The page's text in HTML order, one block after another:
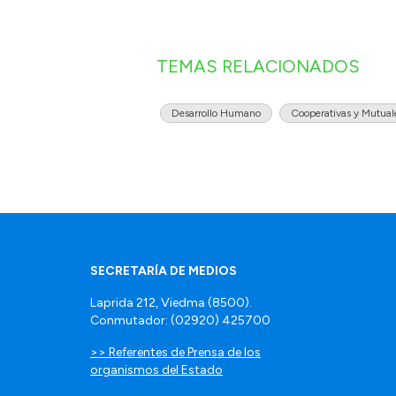
TEMAS RELACIONADOS
Desarrollo Humano Cooperativas y
SECRETARÍA DE MEDIOS
Laprida 212, Viedma (8500).
Conmutador: (02920) 425700
>> Referentes de Prensa de los
organismos del Estado